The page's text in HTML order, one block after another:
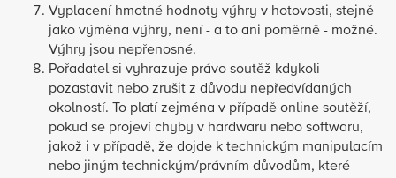
Vyplacení hmotné hodnoty výhry v hotovosti, stejně
jako výměna výhry, není - a to ani poměrně - možné.
Výhry jsou nepřenosné.
Pořadatel si vyhrazuje právo soutěž kdykoli
pozastavit nebo zrušit z důvodu nepředvídaných
okolností. To platí zejména v případě online soutěží,
pokud se projeví chyby v hardwaru nebo softwaru,
jakož i v případě, že dojde k technickým manipulacím
nebo jiným technickým/právním důvodům, které